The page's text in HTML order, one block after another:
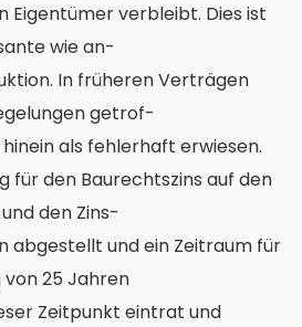
Eigentümer verbleibt. Dies ist
wie an-
In früheren Verträgen
getrof-
als fehlerhaft erwiesen.
für den Baurechtszins auf den
den Zins-
abgestellt und ein Zeitraum für
25 Jahren
Zeitpunkt eintrat und